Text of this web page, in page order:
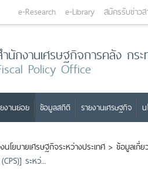
e-Research e-Library สมัครรับข่าวส
นักงานเศรษฐกิจการคลัง กร
Policy Office
งานย่อย ข้อมูลสถิติ รายงานเศรษฐกิจ
นโยบายเศรษฐกิจระหว่างประเทศ > ข้อมูลเกี่
ระหว่...